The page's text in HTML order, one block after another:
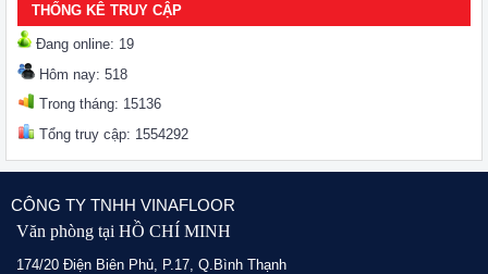
THỐNG KÊ TRUY CẬP
Đang online: 19
Hôm nay: 518
Trong tháng: 15136
Tổng truy cập: 1554292
CÔNG TY TNHH VINAFLOOR
Văn phòng tại HỒ CHÍ MINH
174/20 Điện Biên Phủ, P.17, Q.Bình Thạnh